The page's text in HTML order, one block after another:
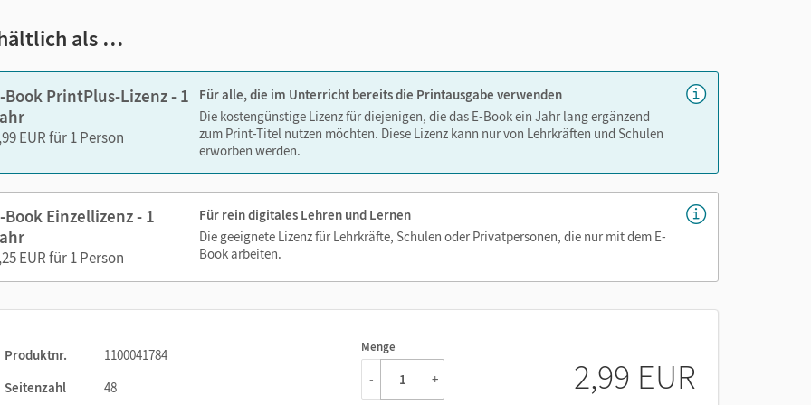
und effizienten Lernressource!
als …
Book PrintPlus-Lizenz - 1
EUR für 1 Person
Für alle, die im Unterricht bereits die Printausgabe verwenden
Die kostengünstige Lizenz für diejenigen, die das E-Book ein Jahr lang ergänzend
zum Print-Titel nutzen möchten. Diese Lizenz kann nur von Lehrkräften und Schulen
erworben werden.
Book Einzellizenz - 1
EUR für 1 Person
Für rein digitales Lehren und Lernen
Die geeignete Lizenz für Lehrkräfte, Schulen oder Privatpersonen, die nur mit dem E-
Book arbeiten.
Produktnr.
1100041784
Seitenzahl
48
Menge
1
- + 2,99 EUR